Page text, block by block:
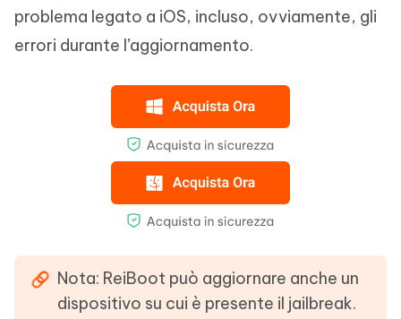
problema legato a iOS, incluso, ovviamente, gli
errori durante l’aggiornamento.
Nota: ReiBoot può aggiornare anche un
dispositivo su cui è presente il jailbreak.